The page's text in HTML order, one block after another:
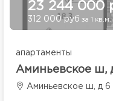
23 244 000
312 000 руб за 1 кв.м.
апартаменты
Аминьевское ш,
Аминьевское ш, д 6